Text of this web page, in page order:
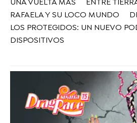
UNA VUELTA MÁS
ENTRE
RAFAELA Y SU LOCO MUNDO
LOS PROTEGIDOS: UN NUEVO
DISPOSITIVOS